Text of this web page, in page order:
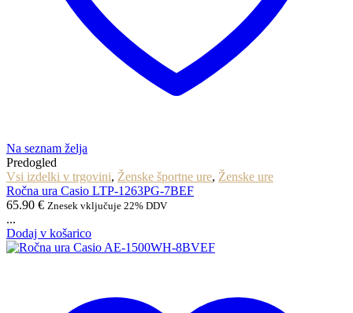
Na seznam želja
Predogled
Vsi izdelki v trgovini, Ženske športne ure, Ženske ure
Ročna ura Casio LTP-1263PG-7BEF
65.90 € Znesek vključuje 22% DDV
...
Dodaj v košarico